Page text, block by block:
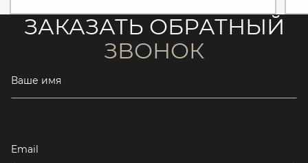
ЗАКАЗАТЬ ОБРАТНЫЙ
ЗВОНОК
Ваше имя
Email